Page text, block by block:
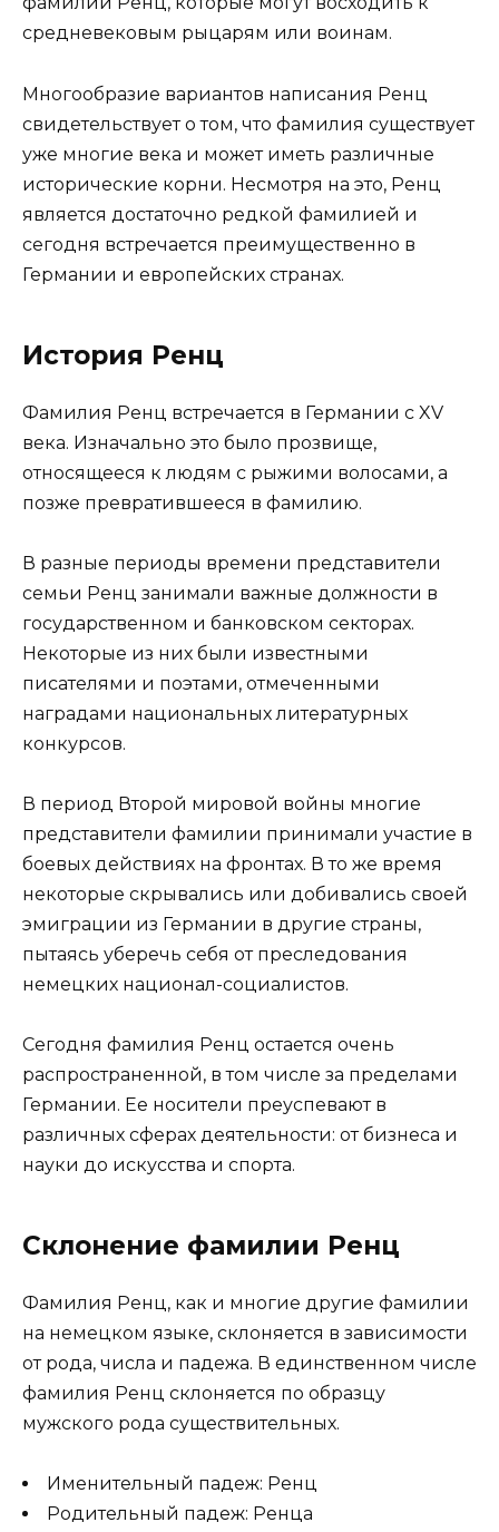
средневековым рыцарям или воинам.
Многообразие вариантов написания Ренц
свидетельствует о том, что фамилия существует
уже многие века и может иметь различные
исторические корни. Несмотря на это, Ренц
является достаточно редкой фамилией и
сегодня встречается преимущественно в
Германии и европейских странах.
История Ренц
Фамилия Ренц встречается в Германии с XV
века. Изначально это было прозвище,
относящееся к людям с рыжими волосами, а
позже превратившееся в фамилию.
В разные периоды времени представители
семьи Ренц занимали важные должности в
государственном и банковском секторах.
Некоторые из них были известными
писателями и поэтами, отмеченными
наградами национальных литературных
конкурсов.
В период Второй мировой войны многие
представители фамилии принимали участие в
боевых действиях на фронтах. В то же время
некоторые скрывались или добивались своей
эмиграции из Германии в другие страны,
пытаясь уберечь себя от преследования
немецких национал-социалистов.
Сегодня фамилия Ренц остается очень
распространенной, в том числе за пределами
Германии. Ее носители преуспевают в
различных сферах деятельности: от бизнеса и
науки до искусства и спорта.
Склонение фамилии Ренц
Фамилия Ренц, как и многие другие фамилии
на немецком языке, склоняется в зависимости
от рода, числа и падежа. В единственном числе
фамилия Ренц склоняется по образцу
мужского рода существительных.
Именительный падеж: Ренц
Родительный падеж: Ренца